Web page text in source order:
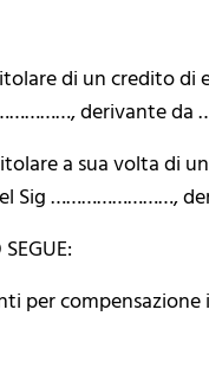
di un credito di
derivante
a sua volta di
Sig ……………………,
per